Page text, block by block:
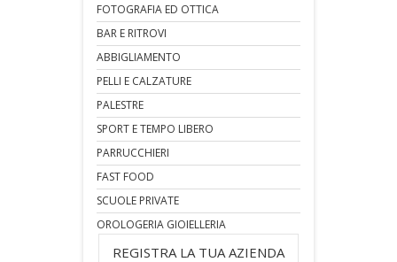
FOTOGRAFIA ED OTTICA
BAR E RITROVI
ABBIGLIAMENTO
PELLI E CALZATURE
PALESTRE
SPORT E TEMPO LIBERO
PARRUCCHIERI
FAST FOOD
SCUOLE PRIVATE
OROLOGERIA GIOIELLERIA
REGISTRA LA TUA AZIENDA